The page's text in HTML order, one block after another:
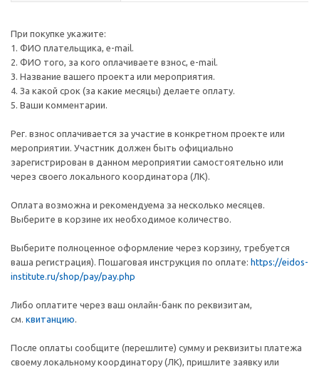
При покупке укажите:
1. ФИО плательщика, e-mail.
2. ФИО того, за кого оплачиваете взнос, e-mail.
3. Название вашего проекта или мероприятия.
4. За какой срок (за какие месяцы) делаете оплату.
5. Ваши комментарии.
Рег. взнос оплачивается за участие в конкретном проекте или
мероприятии. Участник должен быть официально
зарегистрирован в данном мероприятии самостоятельно или
через своего локального координатора (ЛК).
Оплата возможна и рекомендуема за несколько месяцев.
Выберите в корзине их необходимое количество.
Выберите полноценное оформление через корзину, требуется
ваша регистрация). Пошаговая инструкция по оплате: https://eidos-
institute.ru/shop/pay/pay.php
Либо оплатите через ваш онлайн-банк по реквизитам,
см. квитанцию.
После оплаты сообщите (перешлите) сумму и реквизиты платежа
своему локальному координатору (ЛК), пришлите заявку или